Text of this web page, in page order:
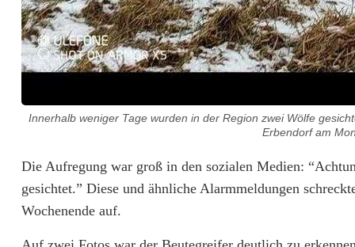
ö
ß
e
F
e
Innerhalb weniger Tage wurden in der Region zwei Wölfe
Erbendorf am
Die Aufregung war groß in den sozialen Medien:
gesichtet.” Diese und ähnliche Alarmmeldungen
Wochenende auf.